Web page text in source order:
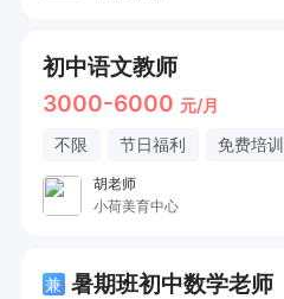
初中语文教师
3000-6000 元/月
不限 节日福利 免费培训
胡老师
小荷美育中心
兼 暑期班初中数学老师